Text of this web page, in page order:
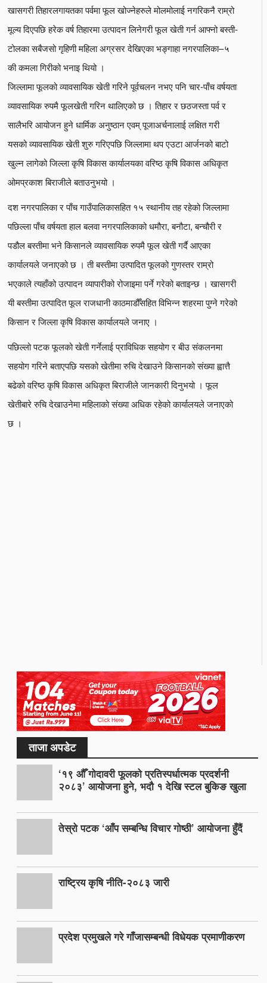
खासगरी तिहारलगायतका पर्वमा फूल खोज्नेहरुले मोलमोलाई नगरिकनै राम्रो
मूल्य दिएपछि हरेक वर्ष तिहारमा उत्पादन लिनेगरी फूल खेती गर्न आफ्नो बस्ती-
टोलका सबैजसो गृहिणी महिला अग्रसर देखिएका भङ्गाहा नगरपालिका–५
की कमला गिरीको भनाइ थियो ।
जिल्लामा फूलको व्यावसायिक खेती गरिने पूर्वचलन नभए पनि चार-पाँच वर्षयता
व्यावसायिक रुपमै फूलखेती गरिन थालिएको छ । तिहार र छठजस्ता पर्व र
सालैभरि आयोजन हुने धार्मिक अनुष्ठान एवम् पूजाअर्चनालाई लक्षित गरी
यसको व्यावसायिक खेती शुरु गरिएपछि जिल्लामा थप एउटा आर्जनको बाटो
खुल्न लागेको जिल्ला कृषि विकास कार्यालयका वरिष्ठ कृषि विकास अधिकृत
ओमप्रकाश बिराजीले बताउनुभयो ।
दश नगरपालिका र पाँच गाउँपालिकासहित १५ स्थानीय तह रहेको जिल्लामा
पछिल्ला पाँच वर्षयता हाल बलवा नगरपालिकाको धमौरा, बनौटा, बन्चौरी र
पडौल बस्तीमा भने किसानले व्यावसायिक रुपमै फूल खेती गर्दै आएका
कार्यालयले जनाएको छ । ती बस्तीमा उत्पादित फूलको गुणस्तर राम्रो
भएकाले त्यहाँको उत्पादन व्यापारीको रोजाइमा पर्ने गरेको बताइन्छ । खासगरी
यी बस्तीमा उत्पादित फूल राजधानी काठमाडौँसहित विभिन्न शहरमा पुग्ने गरेको
किसान र जिल्ला कृषि विकास कार्यालयले जनाए ।
पछिल्लो पटक फूलको खेती गर्नेलाई प्राविधिक सहयोग र बीउ संकलनमा
सहयोग गरिने बताएपछि यसको खेतीमा रुचि देखाउने किसानको संख्या ह्वात्तै
बढेको वरिष्ठ कृषि विकास अधिकृत बिराजीले जानकारी दिनुभयो । फूल
खेतीबारे रुचि देखाउनेमा महिलाको संख्या अधिक रहेको कार्यालयले जनाएको
छ ।
ताजा अपडेट
‘१९ औँ गोदावरी फूलको प्रतिस्पर्धात्मक प्रदर्शनी
२०८३’ आयोजना हुने, भदौ १ देखि स्टल बुकिङ खुला
तेस्रो पटक ‘आँप सम्बन्धि विचार गोष्ठी’ आयोजना हुँदैं
राष्ट्रिय कृषि नीति-२०८३ जारी
प्रदेश प्रमुखले गरे गाँजासम्बन्धी विधेयक प्रमाणीकरण